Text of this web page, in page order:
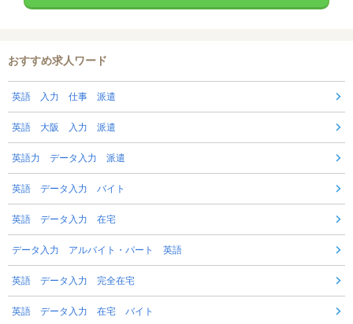
おすすめ求人ワード
英語 入力 仕事 派遣
英語 大阪 入力 派遣
英語力 データ入力 派遣
英語 データ入力 バイト
英語 データ入力 在宅
データ入力 アルバイト・パート 英語
英語 データ入力 完全在宅
英語 データ入力 在宅 バイト